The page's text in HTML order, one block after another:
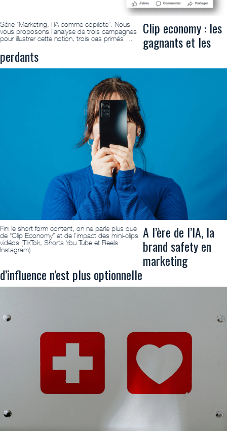
Série “Marketing, l’IA comme copilote”. Nous
vous proposons l’analyse de trois campagnes
pour illustrer cette notion, trois cas primés …
Clip economy : les
gagnants et les
perdants
Fini le short form content, on ne parle plus que
de “Clip Economy” et de l’impact des mini-clips
vidéos (TikTok, Shorts You Tube et Reels
Instagram) …
A l’ère de l’IA, la
brand safety en
marketing
d’influence n’est plus optionnelle